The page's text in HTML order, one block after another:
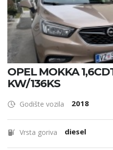
OPEL MOKKA
KW/136KS
Godište vozila 2018
Vrsta goriva diesel